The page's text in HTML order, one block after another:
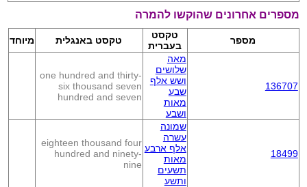
מספרים אחרונים שהוקשו להמרה
מספר
טקסט
בעברית
טקסט באנגלית מיוחד
136707
מאה
שלושים
ושש אלף
שבע
מאות
ושבע
one hundred and thirty-
six thousand seven
hundred and seven
18499
שמונה
עשרה
אלף ארבע
מאות
תשעים
ותשע
eighteen thousand four
hundred and ninety-
nine